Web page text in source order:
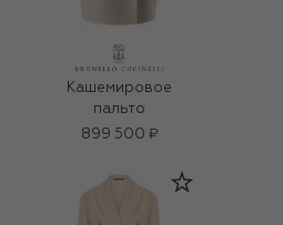
Кашемировое
пальто
899 500 ₽